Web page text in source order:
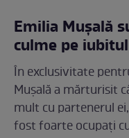
Emilia Mușală
culme pe
În exclusivitate
Mușală a mărturisit
mult cu partenerul
fost foarte ocupați